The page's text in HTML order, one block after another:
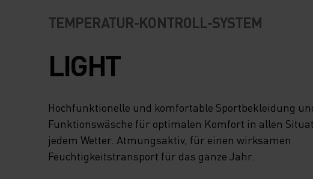
TEMPERATUR-KONTROLL-SYSTEM
LIGHT
Hochfunktionelle und komfortable Sportbekleidung
Funktionswäsche für optimalen Komfort in allen
jedem Wetter. Atmungsaktiv, für einen wirksamen
Feuchtigkeitstransport für das ganze Jahr.